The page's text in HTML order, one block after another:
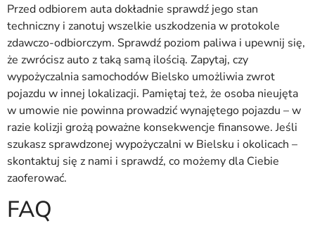
Przed odbiorem auta dokładnie sprawdź jego stan
techniczny i zanotuj wszelkie uszkodzenia w protokole
zdawczo-odbiorczym. Sprawdź poziom paliwa i upewnij się,
że zwrócisz auto z taką samą ilością. Zapytaj, czy
wypożyczalnia samochodów Bielsko umożliwia zwrot
pojazdu w innej lokalizacji. Pamiętaj też, że osoba nieujęta
w umowie nie powinna prowadzić wynajętego pojazdu – w
razie kolizji grożą poważne konsekwencje finansowe. Jeśli
szukasz sprawdzonej wypożyczalni w Bielsku i okolicach –
skontaktuj się z nami i sprawdź, co możemy dla Ciebie
zaoferować.
FAQ